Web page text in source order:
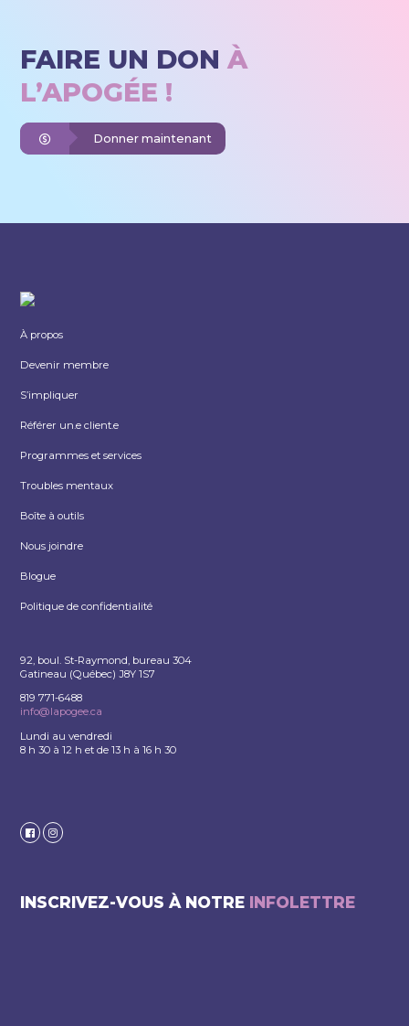
FAIRE UN DONÀ
L’APOGÉE !
Donner maintenant
À propos
Devenir membre
S’impliquer
Référer un.e client.e
Programmes et services
Troubles mentaux
Boîte à outils
Nous joindre
Blogue
Politique de confidentialité
92, boul. St-Raymond, bureau 304
Gatineau (Québec) J8Y 1S7
819 771-6488
info@lapogee.ca
Lundi au vendredi
8 h 30 à 12 h et de 13 h à 16 h 30
INSCRIVEZ-VOUS À NOTRE INFOLETTRE